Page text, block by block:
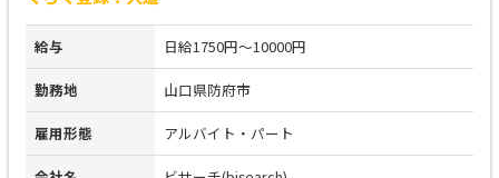
給与 日給1750円～10000円
勤務地 山口県防府市
雇用形態 アルバイト・パート